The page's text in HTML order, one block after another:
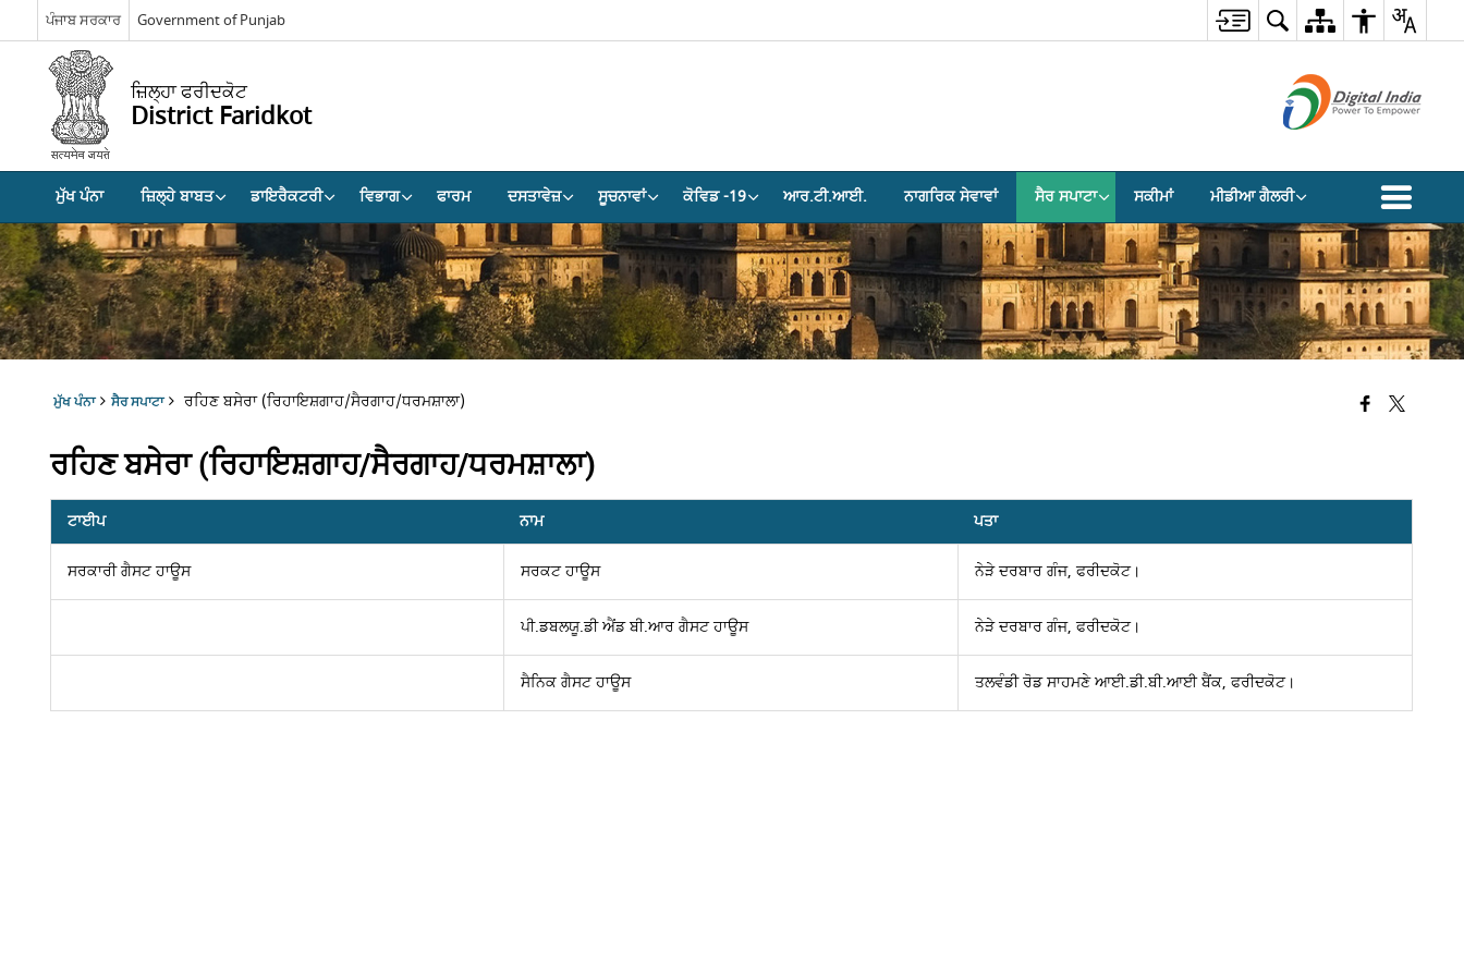
ਪੰਜਾਬ ਸਰਕਾਰ Government of Punjab
ਜ਼ਿਲ੍ਹਾ ਫਰੀਦਕੋਟ
District Faridkot
ਮੁੱਖ ਪੰਨਾ ਜ਼ਿਲ੍ਹੇ ਬਾਬਤ ਡਾਇਰੈਕਟਰੀ ਵਿਭਾਗ ਫਾਰਮ ਦਸਤਾਵੇਜ਼ ਸੂਚਨਾਵਾਂ ਕੋਵਿਡ -19 ਆਰ.ਟੀ.ਆਈ. ਨਾਗਰਿਕ ਸੇਵਾਵਾਂ ਸੈਰ ਸਪਾਟਾ ਸਕੀਮਾਂ ਮੀਡੀਆ ਗੈਲਰੀ
ਮੁੱਖ ਪੰਨਾ ਸੈਰ ਸਪਾਟਾ ਰਹਿਣ ਬਸੇਰਾ (ਰਿਹਾਇਸ਼ਗਾਹ/ਸੈਰਗਾਹ/ਧਰਮਸ਼ਾਲਾ)
ਰਹਿਣ ਬਸੇਰਾ (ਰਿਹਾਇਸ਼ਗਾਹ/ਸੈਰਗਾਹ/ਧਰਮਸ਼ਾਲਾ)
ਟਾਈਪ ਨਾਮ ਪਤਾ
ਸਰਕਾਰੀ ਗੈਸਟ ਹਾਊਸ ਸਰਕਟ ਹਾਊਸ ਨੇੜੇ ਦਰਬਾਰ ਗੰਜ, ਫਰੀਦਕੋਟ।
ਪੀ.ਡਬਲਯੂ.ਡੀ ਐਂਡ ਬੀ.ਆਰ ਗੈਸਟ ਹਾਊਸ ਨੇੜੇ ਦਰਬਾਰ ਗੰਜ, ਫਰੀਦਕੋਟ।
ਸੈਨਿਕ ਗੈਸਟ ਹਾਊਸ ਤਲਵੰਡੀ ਰੋਡ ਸਾਹਮਣੇ ਆਈ.ਡੀ.ਬੀ.ਆਈ ਬੈਂਕ, ਫਰੀਦਕੋਟ।